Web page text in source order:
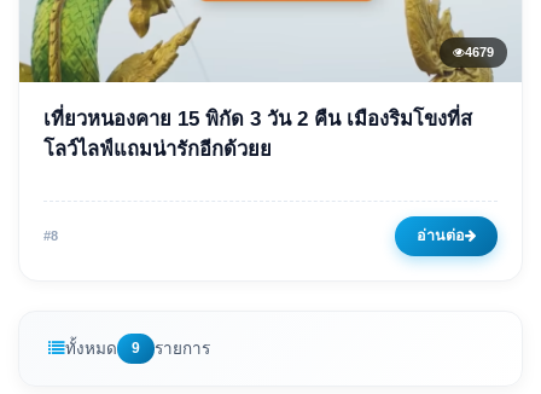
4679
เที่ยวหนองคาย 15 พิกัด 3 วัน 2
คืน เมืองริมโขงที่สโลว์ไลฟ์แถม
น่ารักอีกด้วยย
เที่ยวหนองคาย 15 พิกัด 3 วัน 2 คืน เมืองริมโขงที่ส
โลว์ไลฟ์แถมน่ารักอีกด้วยย
#8 อ่านต่อ
ทั้งหมด 9 รายการ